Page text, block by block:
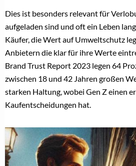
Dies ist besonders relevant für
aufgeladen sind und oft ein Leben
Käufer, die Wert auf Umweltschutz
Anbietern die klar für ihre Werte
Brand Trust Report 2023 legen 64
zwischen 18 und 42 Jahren großen
starken Haltung, wobei Gen Z einen
Kaufentscheidungen hat.